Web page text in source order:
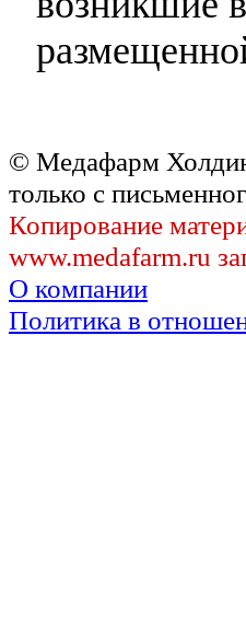
© Медафарм
только с
Копирование
www.medafarm.ru
О компании
Политика в